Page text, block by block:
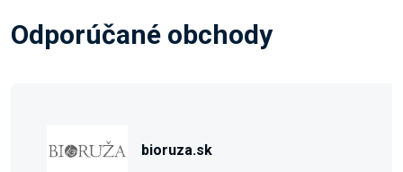
Odporúčané obchody
bioruza.sk